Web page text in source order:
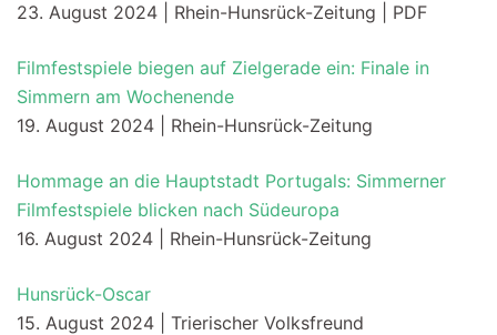
23. August 2024 | Rhein-Hunsrück-Zeitung | PDF
Filmfestspiele biegen auf Zielgerade ein: Finale in
Simmern am Wochenende
19. August 2024 | Rhein-Hunsrück-Zeitung
Hommage an die Hauptstadt Portugals: Simmerner
Filmfestspiele blicken nach Südeuropa
16. August 2024 | Rhein-Hunsrück-Zeitung
Hunsrück-Oscar
15. August 2024 | Trierischer Volksfreund